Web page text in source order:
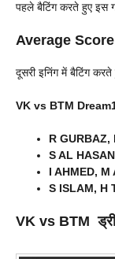
पहले बैटिंग करते हुए इस
Average
दूसरी इनिंग में बैटिंग
VK vs BTM
R GURBAZ,
S AL
I AHMED, M
S ISLAM, H
VK vs BTM